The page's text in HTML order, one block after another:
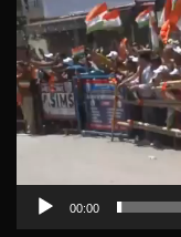
Player
00:00